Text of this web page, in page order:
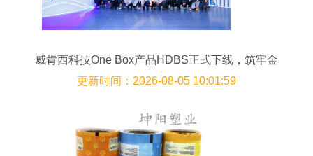
威肯西科技One Box产品HDBS正式下线，筑牢金
融担保数字化基石
更新时间：2026-08-05 10:01:59